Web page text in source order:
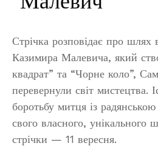
Стрічка розповідає про шлях
Казимира Малевича, який
квадрат” та “Чорне коло”,
перевернули світ мистецтва.
боротьбу митця із
свого власного, унікального
стрічки — 11 вересня.